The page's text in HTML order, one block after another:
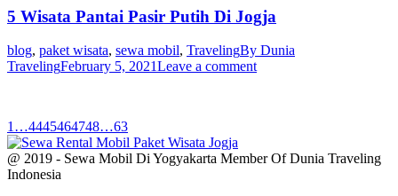
5 Wisata Pantai Pasir Putih Di Jogja
blog, paket wisata, sewa mobil, TravelingBy Dunia
TravelingFebruary 5, 2021Leave a comment
1 …4445464748…63
@ 2019 - Sewa Mobil Di Yogyakarta Member Of Dunia Traveling
Indonesia